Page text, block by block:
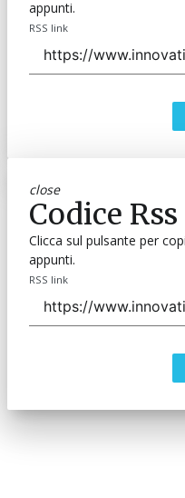
appunti.
RSS link
close
Codice Rss
Clicca sul pulsante per
appunti.
RSS link